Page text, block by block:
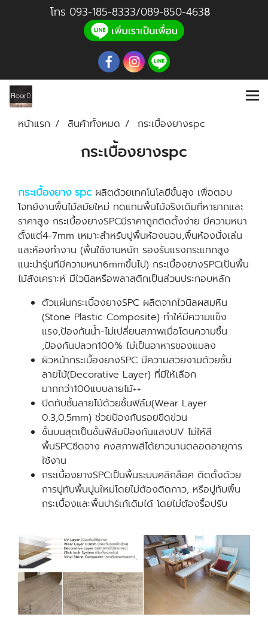
โทร 093-185-8333/089-850-4638
หน้าแรก สินค้าทั้งหมด กระเบื้องยางspc
กระเบื้องยางspc
กระเบื้องยาง spcผลิตด้วยเทคโนโลยีขั้นสูง เพื่อตอบ
โจทย์งานพื้นไม้สมัยใหม่ ทดแทนพื้นไม้จริงเดิมที่หายากและ
ราคาสูง กระเบื้องยางSPCมีราคาถูกติดตั้งง่าย มีความหนา
ตั้งแต่4-7mm เหมาะสำหรับปูพื้นห้องนอน,พื้นห้องนั่งเล่น
และห้องทำงาน (พื้นใช้งานหนัก รองรับแรงกระแทกสูง
แนะนำรุ่นทีมีความหนา6mmขึ้นไป) กระเบื้องยางSPCเป็นพื้น
ไม้สังเคราะห์ มีไวนิลหรือพลาสติกเป็นส่วนประกอบหลัก
ตัวแผ่นกระเบื้องยางSPC ผลิตจากไวนิลผสมหิน
(Stone Plastic Composite) ทำให้มีความแข็ง
แรง,ป้องกันน้ำ-ไม่เปลี่ยนสภาพเมื่อโดนความชื้น
,ป้องกันปลวก100% ไม่เป็นอาหารของแมลง
ผิวหน้ากระเบื้องยางSPC มีความสวยงามด้วยชั้น
ลายไม้(Decorative Layer) ที่มีให้เลือก
มากกว่า100แบบลายไม้++
ปิดทับชั้นลายไม้ด้วยชั้นฟิล์ม(Wear Layer
0.3,0.5mm) ช่วยป้องกันรอยขีดข่วน
ชั้นบนสุดเป็นชั้นฟิล์มป้องกันแสงUV ไม่ให้สี
พื้นSPCซีดจาง คงสภาพสีได้ยาวนานตลอดอายุการ
ใช้งาน
กระเบื้องยางSPCเป็นพื้นระบบคลิกล็อค ติดตั้งด้วย
การปูทับพื้นปูนใหม่โดยไม่ต้องติดกาว, หรือปูทับพื้น
กระเบื้องและพื้นปาร์เก้เดิมได้ โดยไม่ต้องรื้อปรับ